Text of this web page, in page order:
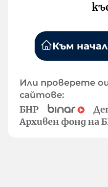
Към
Или проверете
сайтове:
БНР
Архивен фонд на